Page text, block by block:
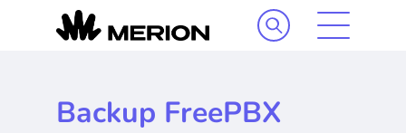
Backup FreePBX